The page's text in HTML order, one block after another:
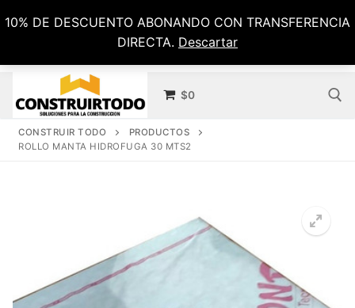
10% DE DESCUENTO ABONANDO CON TRANSFERENCIA
DIRECTA. Descartar
al
$0
CONSTRUIR TODO
PRODUCTOS
ROLLO MANTA HIDROFUGA 30 MTS2